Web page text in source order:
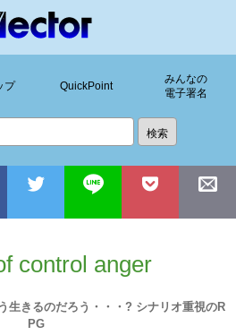
プ QuickPoint
みんなの
電子署名
control anger
生きるのだろう・・・? シナリオ重視のR
PG